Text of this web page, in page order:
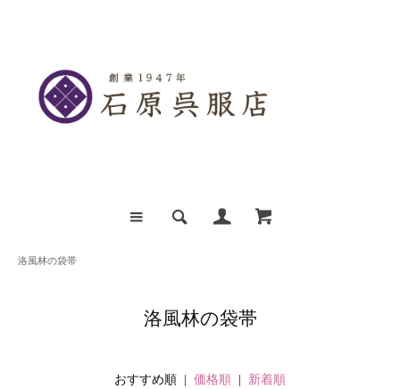
洛風林の袋帯
洛風林の袋帯
おすすめ順 | 価格順 新着順